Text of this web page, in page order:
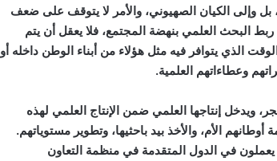
بل وإلى الكيان الصهيوني، والأمر لا يتوقف على ضعف
ربط البحث العلمي بنهضة المجتمع، فلا يعقل أن يتم
الذي يتوافر فيه مثل هؤلاء من أبناء الوطن داخله أو
وعطاءاتهم العلمية.
ويدخل إنتاجها العلمي ضمن الإنتاج العلمي لهذه
الأم، والأخذ بيد باحثيها، وتطوير مستوياتهم.
في الدول المتقدمة في منظمة التعاون